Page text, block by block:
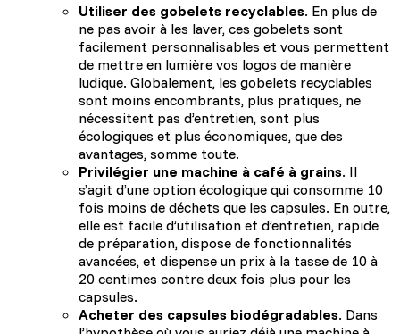
Utiliser des gobelets recyclables. En plus de
ne pas avoir à les laver, ces gobelets sont
facilement personnalisables et vous permettent
de mettre en lumière vos logos de manière
ludique. Globalement, les gobelets recyclables
sont moins encombrants, plus pratiques, ne
nécessitent pas d’entretien, sont plus
écologiques et plus économiques, que des
avantages, somme toute.
Privilégier une machine à café à grains. Il
s’agit d’une option écologique qui consomme 10
fois moins de déchets que les capsules. En outre,
elle est facile d’utilisation et d’entretien, rapide
de préparation, dispose de fonctionnalités
avancées, et dispense un prix à la tasse de 10 à
20 centimes contre deux fois plus pour les
capsules.
Acheter des capsules biodégradables. Dans